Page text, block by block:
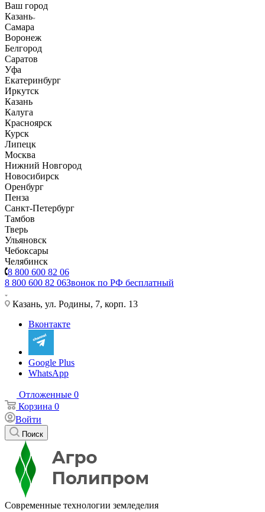
Ваш город
Казань
Самара
Воронеж
Белгород
Саратов
Уфа
Екатеринбург
Иркутск
Казань
Калуга
Красноярск
Курск
Липецк
Москва
Нижний Новгород
Новосибирск
Оренбург
Пенза
Санкт-Петербург
Тамбов
Тверь
Ульяновск
Чебоксары
Челябинск
8 800 600 82 06
8 800 600 82 06Звонок по РФ бесплатный
Казань, ул. Родины, 7, корп. 13
Вконтакте
Google Plus
WhatsApp
Отложенные 0
Корзина 0
Войти
Поиск
Современные технологии земледелия